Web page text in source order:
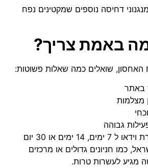
דחיסה נוספים שמקטינים נפח
באמת צריך?
האחסון, שואלים כמה שאלות פשוטות:
באתר
מצלמות
גבוהה
14 ימים או 30 יום
כמו חניונים גדולים או מרכזים
מגיע לעשרות טרות.